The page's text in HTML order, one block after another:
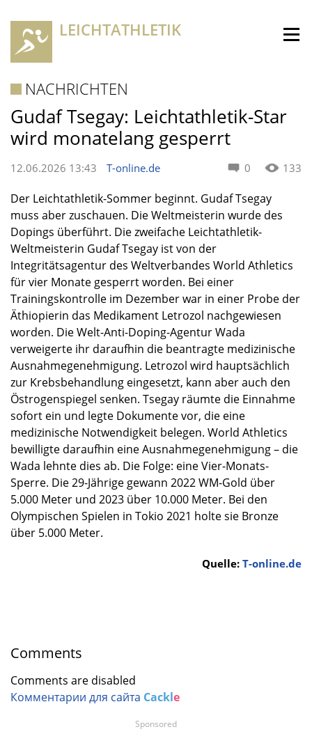
LEICHTATHLETIK
NACHRICHTEN
Gudaf Tsegay: Leichtathletik-Star
wird monatelang gesperrt
0 133
12.06.2026 13:43 T-online.de
Der Leichtathletik-Sommer beginnt. Gudaf Tsegay
muss aber zuschauen. Die Weltmeisterin wurde des
Dopings überführt. Die zweifache Leichtathletik-
Weltmeisterin Gudaf Tsegay ist von der
Integritätsagentur des Weltverbandes World Athletics
für vier Monate gesperrt worden. Bei einer
Trainingskontrolle im Dezember war in einer Probe der
Äthiopierin das Medikament Letrozol nachgewiesen
worden. Die Welt-Anti-Doping-Agentur Wada
verweigerte ihr daraufhin die beantragte medizinische
Ausnahmegenehmigung. Letrozol wird hauptsächlich
zur Krebsbehandlung eingesetzt, kann aber auch den
Östrogenspiegel senken. Tsegay räumte die Einnahme
sofort ein und legte Dokumente vor, die eine
medizinische Notwendigkeit belegen. World Athletics
bewilligte daraufhin eine Ausnahmegenehmigung – die
Wada lehnte dies ab. Die Folge: eine Vier-Monats-
Sperre. Die 29-Jährige gewann 2022 WM-Gold über
5.000 Meter und 2023 über 10.000 Meter. Bei den
Olympischen Spielen in Tokio 2021 holte sie Bronze
über 5.000 Meter.
Quelle: T-online.de
Comments
Comments are disabled
Комментарии для сайта Cackle
Sponsored